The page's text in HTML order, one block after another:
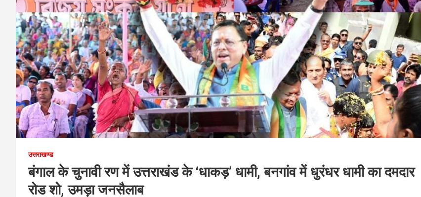
उत्तराखण्ड
बंगाल के चुनावी रण में उत्तराखंड के ‘धाकड़’ धामी, बनगांव में धुरंधर धामी का दमदार
रोड शो, उमड़ा जनसैलाब